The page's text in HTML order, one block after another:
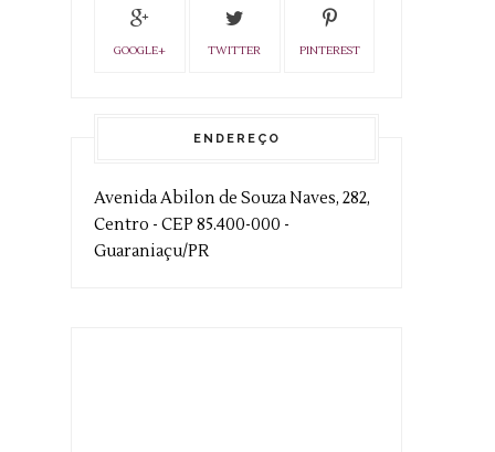
GOOGLE+ TWITTER PINTEREST
ENDEREÇO
Avenida Abilon de Souza Naves, 282,
Centro - CEP 85.400-000 -
Guaraniaçu/PR